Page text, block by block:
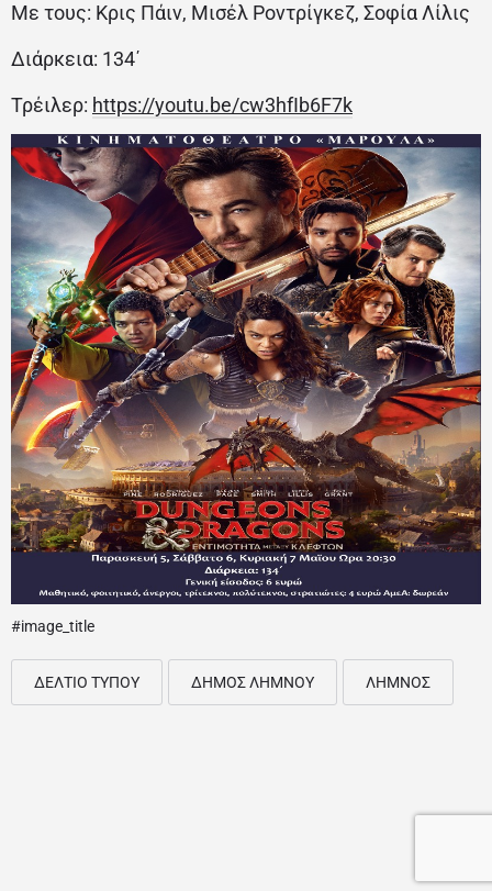
Με τους: Κρις Πάιν, Μισέλ Ροντρίγκεζ, Σοφία Λίλις
Διάρκεια: 134΄
Τρέιλερ: https://youtu.be/cw3hfIb6F7k
#image_title
ΔΕΛΤΙΟ ΤΥΠΟΥ ΔΗΜΟΣ ΛΗΜΝΟΥ ΛΗΜΝΟΣ